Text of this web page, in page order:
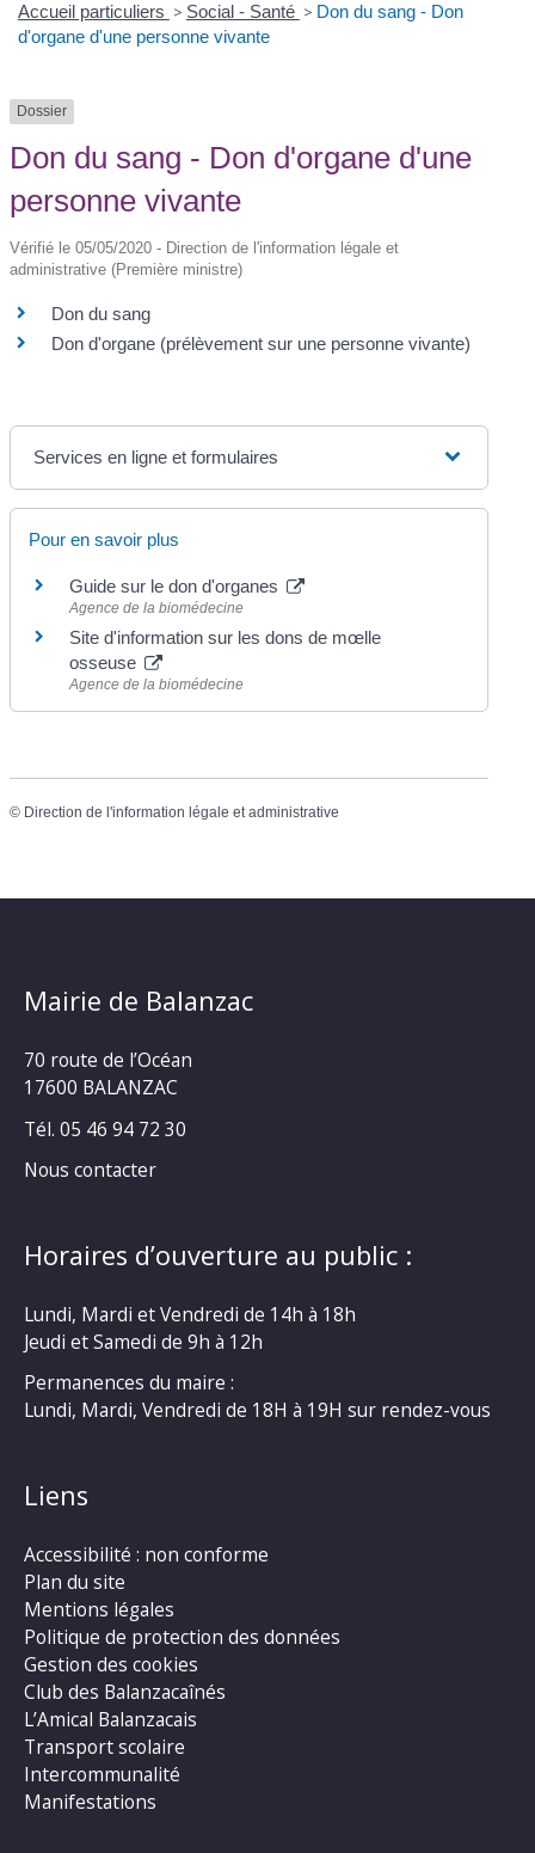
Accueil particuliers > Social - Santé > Don du sang - Don
d'organe d'une personne vivante
Dossier
Don du sang - Don d'organe d'une
personne vivante
Vérifié le 05/05/2020 - Direction de l'information légale et
administrative (Première ministre)
Don du sang
Don d'organe (prélèvement sur une personne vivante)
Services en ligne et formulaires
Pour en savoir plus
Guide sur le don d'organes
Agence de la biomédecine
Site d'information sur les dons de mœlle
osseuse
Agence de la biomédecine
© Direction de l'information légale et administrative
Mairie de Balanzac
70 route de l’Océan
17600 BALANZAC
Tél. 05 46 94 72 30
Nous contacter
Horaires d’ouverture au public :
Lundi, Mardi et Vendredi de 14h à 18h
Jeudi et Samedi de 9h à 12h
Permanences du maire :
Lundi, Mardi, Vendredi de 18H à 19H sur rendez-vous
Liens
Accessibilité : non conforme
Plan du site
Mentions légales
Politique de protection des données
Gestion des cookies
Club des Balanzacaînés
L’Amical Balanzacais
Transport scolaire
Intercommunalité
Manifestations